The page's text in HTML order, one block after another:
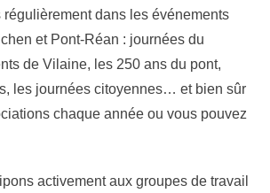
régulièrement dans les événements
et Pont-Réan : journées du
de Vilaine, les 250 ans du pont,
les journées citoyennes… et bien sûr
chaque année ou vous pouvez
activement aux groupes de travail